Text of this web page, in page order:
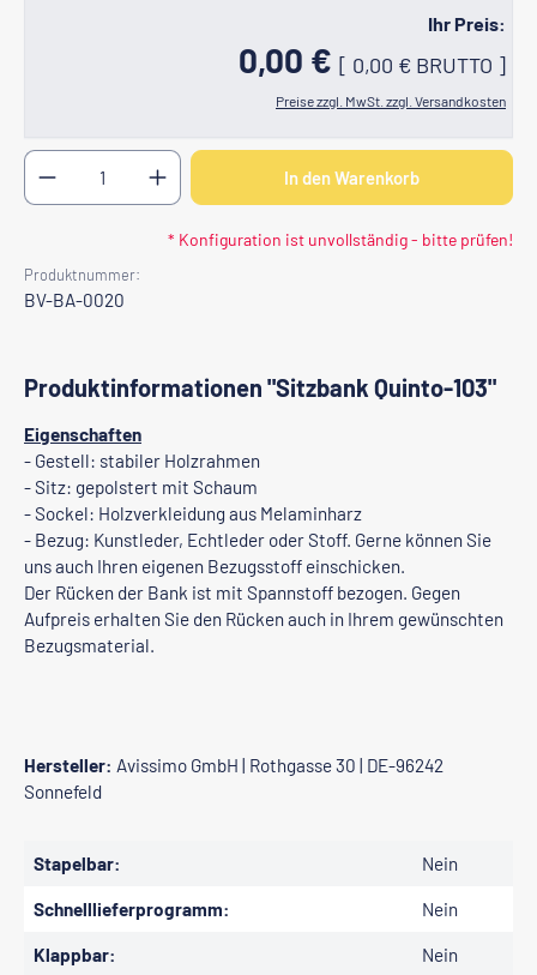
Ihr Preis:
0,00 € [ 0,00 € BRUTTO ]
Preise zzgl. MwSt. zzgl. Versandkosten
Produkt Anzahl: Gib den gewünschten Wert ein
In den Warenkorb
* Konfiguration ist unvollständig - bitte prüfen!
Produktnummer:
BV-BA-0020
Produktinformationen "Sitzbank Quinto-103"
Eigenschaften
- Gestell: stabiler Holzrahmen
- Sitz: gepolstert mit Schaum
- Sockel: Holzverkleidung aus Melaminharz
- Bezug: Kunstleder, Echtleder oder Stoff. Gerne können Sie
uns auch Ihren eigenen Bezugsstoff einschicken.
Der Rücken der Bank ist mit Spannstoff bezogen. Gegen
Aufpreis erhalten Sie den Rücken auch in Ihrem gewünschten
Bezugsmaterial.
Hersteller: Avissimo GmbH | Rothgasse 30 | DE-96242
Sonnefeld
Stapelbar: Nein
Schnelllieferprogramm: Nein
Klappbar: Nein